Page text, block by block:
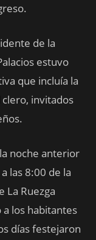
de la
estuvo
que incluía la
clero, invitados
noche anterior
las 8:00 de la
La Ruezga
los habitantes
días festejaron